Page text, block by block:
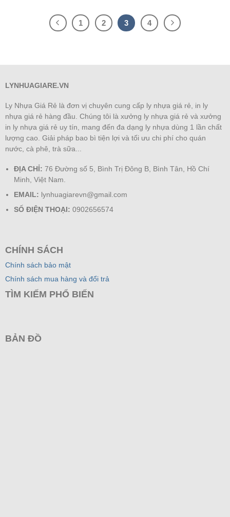
1 2 3 4
LYNHUAGIARE.VN
Ly Nhựa Giá Rẻ là đơn vị chuyên cung cấp ly nhựa giá rẻ, in ly
nhựa giá rẻ hàng đầu. Chúng tôi là xưởng ly nhựa giá rẻ và xưởng
in ly nhựa giá rẻ uy tín, mang đến đa dạng ly nhựa dùng 1 lần chất
lượng cao. Giải pháp bao bì tiện lợi và tối ưu chi phí cho quán
nước, cà phê, trà sữa...
ĐỊA CHỈ: 76 Đường số 5, Bình Trị Đông B, Bình Tân, Hồ Chí
Minh, Việt Nam.
EMAIL: lynhuagiarevn@gmail.com
SỐ ĐIỆN THOẠI:0902656574
CHÍNH SÁCH
Chính sách bảo mật
Chính sách mua hàng và đổi trả
TÌM KIẾM PHỔ BIẾN
BẢN ĐỒ